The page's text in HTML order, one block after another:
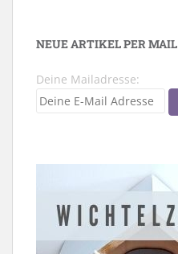
NEUE ARTIKEL PER MAIL
Deine Mailadresse: